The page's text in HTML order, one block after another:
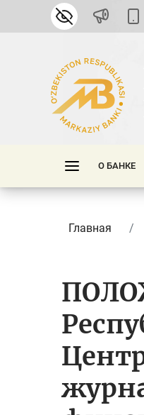
О БАНКЕ
Главная